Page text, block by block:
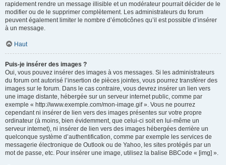
rapidement rendre un message illisible et un modérateur pourrait décider de le
modifier ou de le supprimer complètement. Les administrateurs du forum
peuvent également limiter le nombre d’émoticônes qu’il est possible d’insérer
à un message.
Haut
Puis-je insérer des images ?
Oui, vous pouvez insérer des images à vos messages. Si les administrateurs
du forum ont autorisé l’insertion de pièces jointes, vous pourrez transférer des
images sur le forum. Dans le cas contraire, vous devrez insérer un lien vers
une image distante, hébergée sur un serveur internet public, comme par
exemple « http://www.exemple.com/mon-image.gif ». Vous ne pourrez
cependant ni insérer de lien vers des images présentes sur votre propre
ordinateur (à moins, bien évidemment, que celui-ci soit en lui-même un
serveur internet), ni insérer de lien vers des images hébergées derrière un
quelconque système d’authentification, comme par exemple les services de
messagerie électronique de Outlook ou de Yahoo, les sites protégés par un
mot de passe, etc. Pour insérer une image, utilisez la balise BBCode « [img] ».